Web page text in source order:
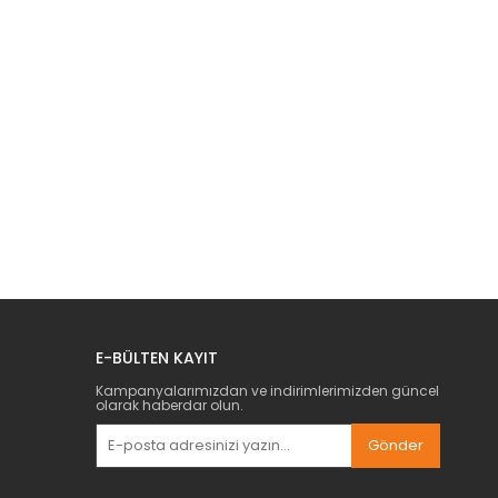
E-BÜLTEN KAYIT
Kampanyalarımızdan ve indirimlerimizden güncel
olarak haberdar olun.
Gönder